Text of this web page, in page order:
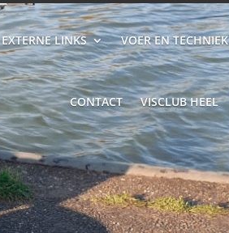
EXTERNE LINKS VOER EN TECHNIEK
CONTACT VISCLUB HEEL